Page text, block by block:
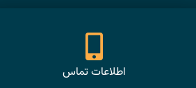
اطلاعات تماس